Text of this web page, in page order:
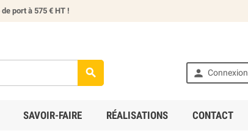
port à 575 € HT !
  Connexion
SAVOIR-FAIRE RÉALISATIONS CONTACT